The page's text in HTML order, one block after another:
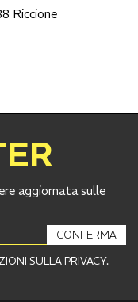
Riccione
aggiornata sulle
SULLA PRIVACY.
CONFERMA